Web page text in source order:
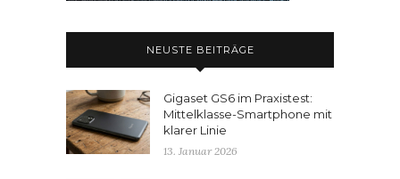
NEUSTE BEITRÄGE
Gigaset GS6 im Praxistest:
Mittelklasse-Smartphone mit
klarer Linie
13. Januar 2026